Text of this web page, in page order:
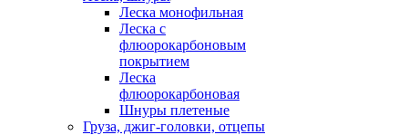
Леска монофильная
Леска с
флюорокарбоновым
покрытием
Леска
флюорокарбоновая
Шнуры плетеные
Груза, джиг-головки, отцепы